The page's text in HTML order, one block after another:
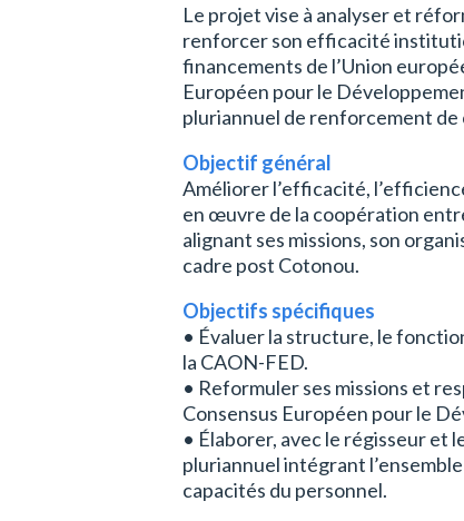
Le projet vise à analyser et
renforcer son efficacité
financements de l’Union
Européen pour le
pluriannuel de renforcement de
Objectif général
Améliorer l’efficacité,
en œuvre de la coopération
alignant ses missions, son
cadre post Cotonou.
Objectifs spécifiques
• Évaluer la structure, le
la CAON-FED.
• Reformuler ses missions et
Consensus Européen pour le
• Élaborer, avec le régisseur et
pluriannuel intégrant
capacités du personnel.